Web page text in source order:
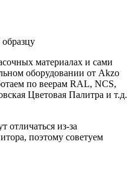
материалах и сами
оборудовании от Akzo
по веерам RAL, NCS,
Цветовая Палитра и т.д.
отличаться из-за
поэтому советуем